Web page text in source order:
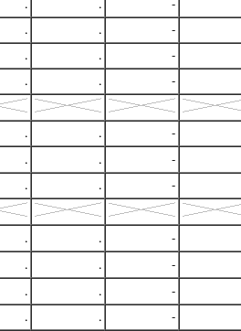
. . -
. . -
. . -
. . -
. . -
. . -
. . -
. . -
. . -
. . -
. . -